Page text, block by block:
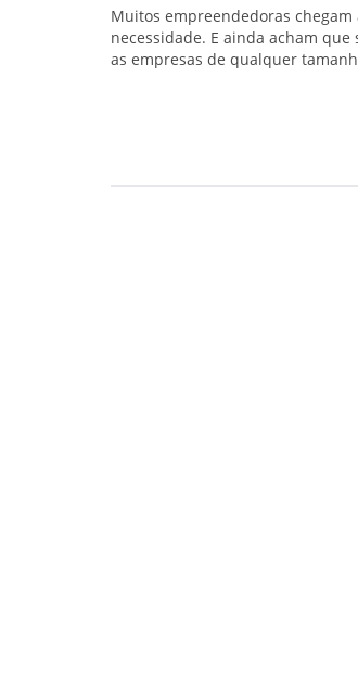
Muitos empreendedoras
necessidade. E ainda acham
as empresas de qualquer